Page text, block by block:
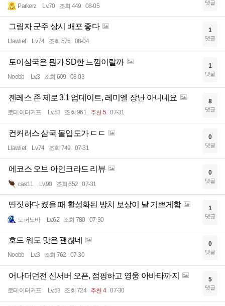
Parkerz Lv.70 조회 449 08-05 댓글
그림자 군주 상시 배포 좋다
Llawliet Lv.74 조회 576 08-04
1
댓글
토이삼국은 뭔가 SD한 느낌이랄까
Noobb Lv.3 조회 609 08-03
1
댓글
젠레스 존 제로 3.1 업데이트, 레미엘 장난 아니네요
로테이터커프 Lv.53 조회 961 추천 5 07-31
8
댓글
컨커러스 삼국 몰입도가 ㄷㄷ
Llawliet Lv.74 조회 749 07-31
0
댓글
에코스 오브 아인크라드 리뷰
cast11 Lv.90 조회 652 07-31
0
댓글
딴짓하다 켰을 때 활성화된 방치 보상이 날 기쁘게함
도퍼노바 Lv.62 조회 780 07-30
1
댓글
호드 워도 맛은 괜찮네
Noobb Lv.3 조회 762 07-30
0
댓글
어나더던전 신서버 오픈, 점핑하고 영웅 아바타까지
로테이터커프 Lv.53 조회 724 추천 4 07-30
5
댓글